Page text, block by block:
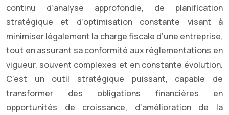
continu d’analyse approfondie, de planification
stratégique et d’optimisation constante visant à
minimiser légalement la charge fiscale d’une entreprise,
tout en assurant sa conformité aux réglementations en
vigueur, souvent complexes et en constante évolution.
C’est un outil stratégique puissant, capable de
transformer des obligations financières en
opportunités de croissance, d’amélioration de la